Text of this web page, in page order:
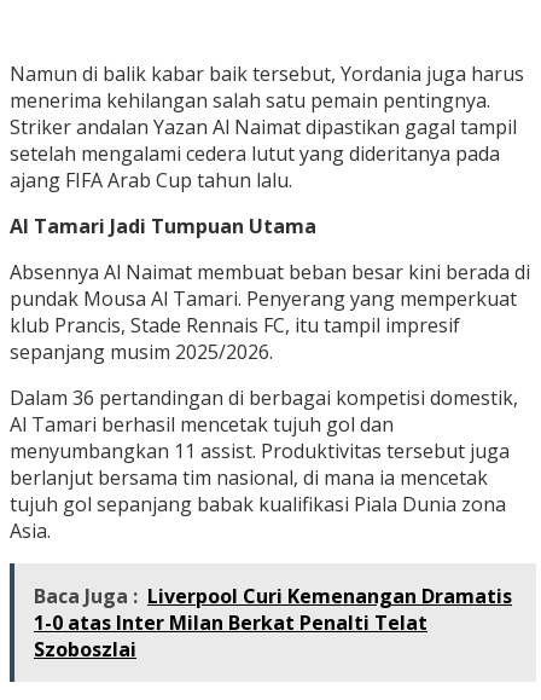
Namun di balik kabar baik tersebut, Yordania juga harus
menerima kehilangan salah satu pemain pentingnya.
Striker andalan Yazan Al Naimat dipastikan gagal tampil
setelah mengalami cedera lutut yang dideritanya pada
ajang FIFA Arab Cup tahun lalu.
Al Tamari Jadi Tumpuan Utama
Absennya Al Naimat membuat beban besar kini berada di
pundak Mousa Al Tamari. Penyerang yang memperkuat
klub Prancis, Stade Rennais FC, itu tampil impresif
sepanjang musim 2025/2026.
Dalam 36 pertandingan di berbagai kompetisi domestik,
Al Tamari berhasil mencetak tujuh gol dan
menyumbangkan 11 assist. Produktivitas tersebut juga
berlanjut bersama tim nasional, di mana ia mencetak
tujuh gol sepanjang babak kualifikasi Piala Dunia zona
Asia.
Baca Juga : Liverpool Curi Kemenangan Dramatis
1-0 atas Inter Milan Berkat Penalti Telat
Szoboszlai